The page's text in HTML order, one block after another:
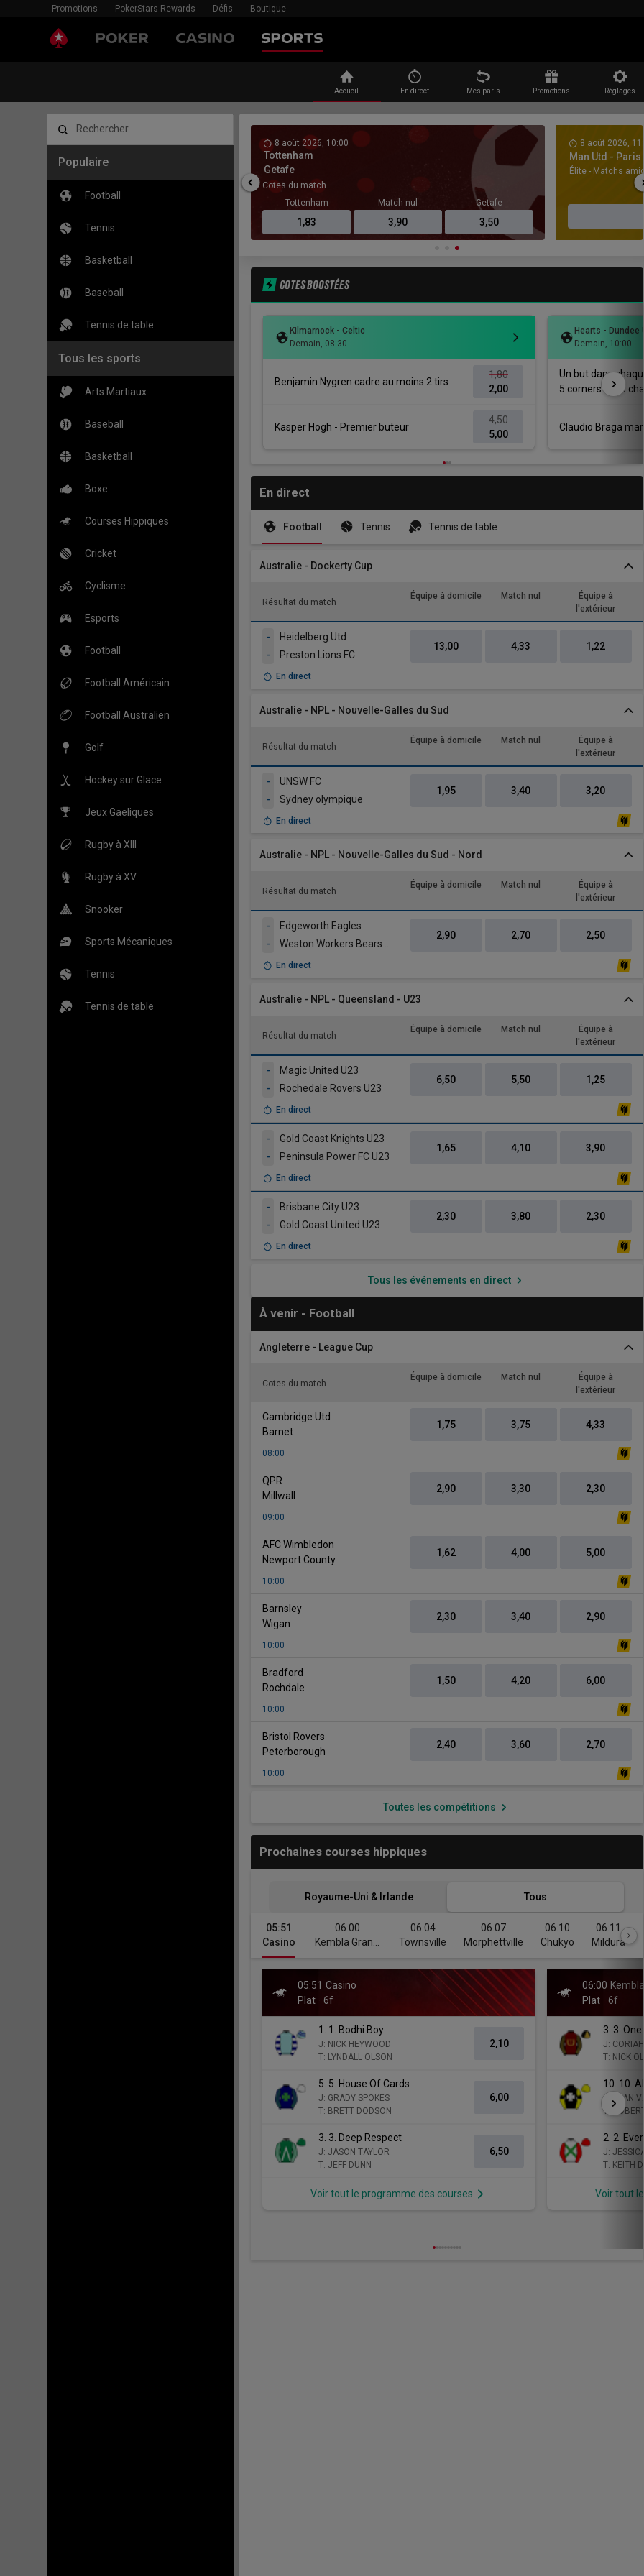
Promotions PokerStars Rewards Défis Boutique
Accueil En direct Mes paris Promotions Réglages
Rechercher
Populaire
Football
Tennis
Basketball
Baseball
Tennis de table
Tous les sports
Arts Martiaux
Baseball
Basketball
Boxe
Courses Hippiques
Cricket
Cyclisme
Esports
Football
Football Américain
Football Australien
Golf
Hockey sur Glace
Jeux Gaeliques
Rugby à XIII
Rugby à XV
Snooker
Sports Mécaniques
Tennis
Tennis de table
3,50
8 août 2026, 10:00
Tottenham
vs
Getafe
Cotes du match
Tottenham
1,83
Match nul
3,90
Getafe
3,50
8 août 2026,
Man Utd - Paris
Élite - Matchs
COTES BOOSTÉES
Kilmarnock - Celtic
Demain, 08:30
Benjamin Nygren cadre au moins 2 tirs
1,80
2,00
Kasper Hogh - Premier buteur
4,50
5,00
Hearts - Dundee
Demain, 10:00
Un but dans
5 corners dans
Claudio Braga
En direct
Football Tennis Tennis de table
Australie - Dockerty Cup
Résultat du match
Équipe à domicile Match nul
Équipe à
l'extérieur
Heidelberg Utd
Preston Lions FC
-
-
13,00 4,33 1,22
En direct
Australie - NPL - Nouvelle-Galles du Sud
Résultat du match
Équipe à domicile Match nul
Équipe à
l'extérieur
UNSW FC
Sydney olympique
-
-
1,95 3,40 3,20
En direct
Australie - NPL - Nouvelle-Galles du Sud - Nord
Résultat du match
Équipe à domicile Match nul
Équipe à
l'extérieur
Edgeworth Eagles
-
-
2,90 2,70 2,50
En direct
Australie - NPL - Queensland - U23
Résultat du match
Équipe à domicile Match nul
Équipe à
l'extérieur
Magic United U23
Rochedale Rovers U23
-
-
6,50 5,50 1,25
En direct
Gold Coast Knights U23
Peninsula Power FC U23
-
-
1,65 4,10 3,90
En direct
Brisbane City U23
Gold Coast United U23
-
-
2,30 3,80 2,30
En direct
Tous les événements en direct
À venir - Football
Angleterre - League Cup
Cotes du match
Équipe à domicile Match nul
Équipe à
l'extérieur
Cambridge Utd
Barnet
1,75 3,75 4,33
08:00
QPR
Millwall
2,90 3,30 2,30
09:00
AFC Wimbledon
Newport County
1,62 4,00 5,00
10:00
Barnsleyvs
Wigan
2,30 3,40 2,90
10:00
Bradford
Rochdale
1,50 4,20 6,00
10:00
Bristol Rovers
Peterborough
2,40 3,60 2,70
10:00
Toutes les compétitions
Prochaines courses hippiques
Royaume-Uni & Irlande Tous
05:51
Casino
06:00
Kembla Grange
06:04
Townsville
06:07
Morphettville
06:10
Chukyo
06:11
Mildura
05:51 Casino
Plat
6f
1. 1. Bodhi Boy
J: NICK HEYWOOD
T: LYNDALL OLSON
2,10
5. 5. House Of Cards
J: GRADY SPOKES
T: BRETT DODSON
6,00
3. 3. Deep Respect
J: JASON TAYLOR
T: JEFF DUNN
6,50
Voir tout le programme des courses
06:00 Kembla
Plat
6f
3. 3.
J: CORIAH
T: NICK
10. 10.
J: JEAN
T:
2. 2.
J:
T: KEITH
Voir tout